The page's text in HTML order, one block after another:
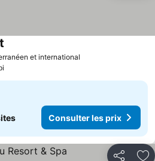
et international
Consulter les prix